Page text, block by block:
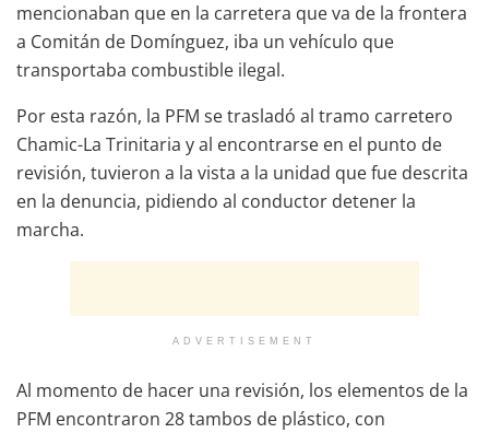
mencionaban que en la carretera que va de la frontera
a Comitán de Domínguez, iba un vehículo que
transportaba combustible ilegal.
Por esta razón, la PFM se trasladó al tramo carretero
Chamic-La Trinitaria y al encontrarse en el punto de
revisión, tuvieron a la vista a la unidad que fue descrita
en la denuncia, pidiendo al conductor detener la
marcha.
ADVERTISEMENT
Al momento de hacer una revisión, los elementos de la
PFM encontraron 28 tambos de plástico, con